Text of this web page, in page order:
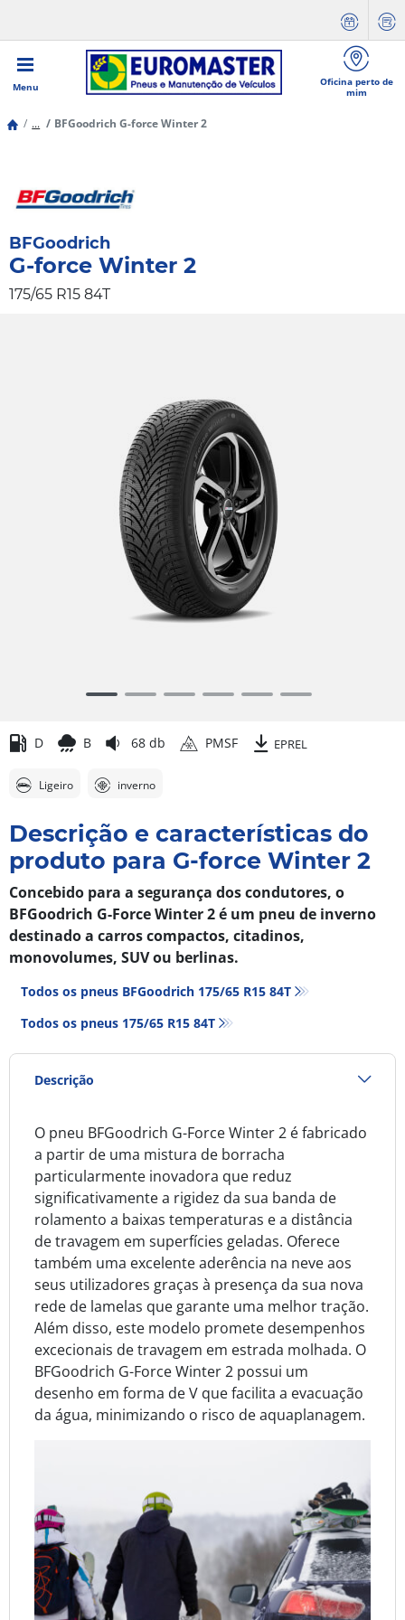
Menu
Oficina perto de
mim
... BFGoodrich G-force Winter 2
BFGoodrich
G-force Winter 2
175/65 R15 84T
6D B 68 db PMSF EPREL
Ligeiro inverno
Descrição e características do
produto para G-force Winter 2
Concebido para a segurança dos condutores, o
BFGoodrich G-Force Winter 2 é um pneu de inverno
destinado a carros compactos, citadinos,
monovolumes, SUV ou berlinas.
Todos os pneus BFGoodrich 175/65 R15 84T
Todos os pneus‎ 175/65 R15 84T
Descrição
O pneu BFGoodrich G-Force Winter 2 é fabricado
a partir de uma mistura de borracha
particularmente inovadora que reduz
significativamente a rigidez da sua banda de
rolamento a baixas temperaturas e a distância
de travagem em superfícies geladas. Oferece
também uma excelente aderência na neve aos
seus utilizadores graças à presença da sua nova
rede de lamelas que garante uma melhor tração.
Além disso, este modelo promete desempenhos
excecionais de travagem em estrada molhada. O
BFGoodrich G-Force Winter 2 possui um
desenho em forma de V que facilita a evacuação
da água, minimizando o risco de aquaplanagem.